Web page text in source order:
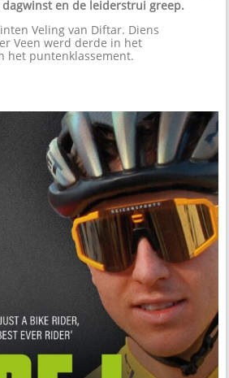
en de leiderstrui greep.
Veling van Diftar. Diens
Veen werd derde in het
het puntenklassement.